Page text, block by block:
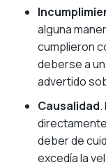
alguna
cumplieron
deberse a
advertido
Causalidad.
deber de
excedía la